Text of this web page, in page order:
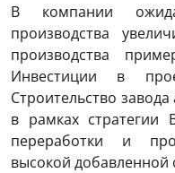
В компании
производства
производства
Инвестиции в
Строительство
в рамках стратегии
переработки и
высокой добавленной